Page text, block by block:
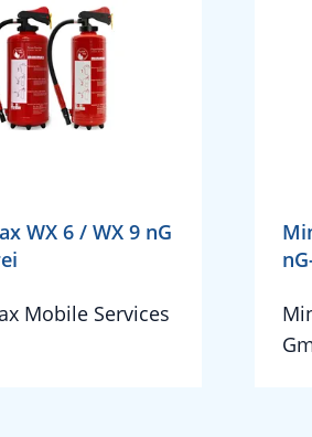
WX 6 / WX 9 nG
Mobile Services